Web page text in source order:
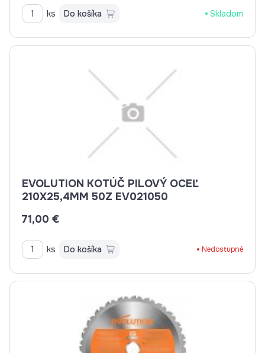
ks Do košíka Skladom
EVOLUTION KOTÚČ PILOVÝ OCEĽ
210X25,4MM 50Z EV021050
71,00 €
ks Do košíka Nedostupné